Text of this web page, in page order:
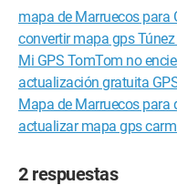
mapa de Marruecos para
convertir mapa gps
Mi GPS TomTom no
actualización gratuita
Mapa de Marruecos para
actualizar mapa gps
2 respuestas